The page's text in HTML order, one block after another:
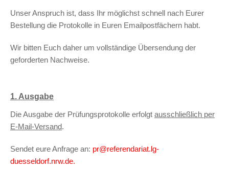
Unser Anspruch ist, dass Ihr möglichst schnell nach Eurer
Bestellung die Protokolle in Euren Emailpostfächern habt.
Wir bitten Euch daher um vollständige Übersendung der
geforderten Nachweise.
1. Ausgabe
Die Ausgabe der Prüfungsprotokolle erfolgt ausschließlich per
E-Mail-Versand.
Sendet eure Anfrage an: pr@referendariat.lg-
duesseldorf.nrw.de.